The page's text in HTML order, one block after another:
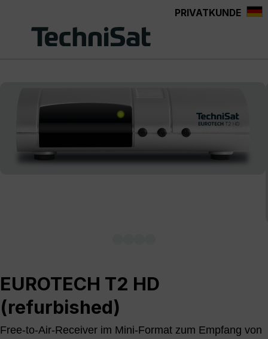
PRIVATKUNDE
EUROTECH T2 HD
(refurbished)
Free-to-Air-Receiver im Mini-Format zum Empfang von